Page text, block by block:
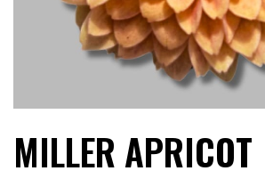
NEDERLANDS DEUTSCH FRANÇAIS
MILLER APRICOT